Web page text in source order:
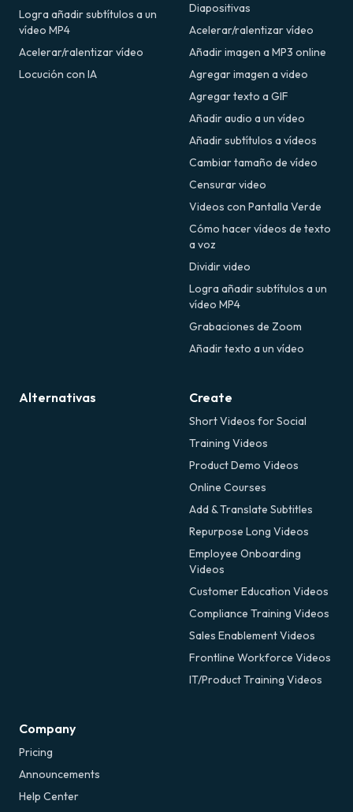
Logra añadir subtítulos a un
vídeo MP4
Acelerar/ralentizar vídeo
Locución con IA
Diapositivas
Acelerar/ralentizar vídeo
Añadir imagen a MP3 online
Agregar imagen a video
Agregar texto a GIF
Añadir audio a un vídeo
Añadir subtítulos a vídeos
Cambiar tamaño de vídeo
Censurar video
Videos con Pantalla Verde
Cómo hacer vídeos de texto
a voz
Dividir video
Logra añadir subtítulos a un
vídeo MP4
Grabaciones de Zoom
Añadir texto a un vídeo
Alternativas Create
Short Videos for Social
Training Videos
Product Demo Videos
Online Courses
Add & Translate Subtitles
Repurpose Long Videos
Employee Onboarding
Videos
Customer Education Videos
Compliance Training Videos
Sales Enablement Videos
Frontline Workforce Videos
IT/Product Training Videos
Company
Pricing
Announcements
Help Center